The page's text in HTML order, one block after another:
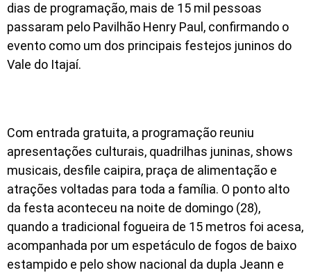
dias de programação, mais de 15 mil pessoas
passaram pelo Pavilhão Henry Paul, confirmando o
evento como um dos principais festejos juninos do
Vale do Itajaí.
Com entrada gratuita, a programação reuniu
apresentações culturais, quadrilhas juninas, shows
musicais, desfile caipira, praça de alimentação e
atrações voltadas para toda a família. O ponto alto
da festa aconteceu na noite de domingo (28),
quando a tradicional fogueira de 15 metros foi acesa,
acompanhada por um espetáculo de fogos de baixo
estampido e pelo show nacional da dupla Jeann e